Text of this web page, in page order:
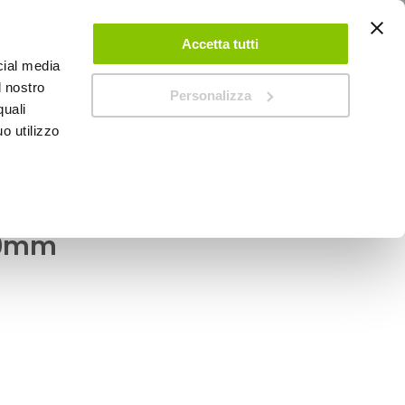
media
nostro
utilizzo
Accetta tutti
Personalizza
ACCEDI CREA UN ACCOUNT CONTATTACI